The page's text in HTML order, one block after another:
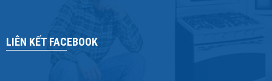
LIÊN KẾT FACEBOOK